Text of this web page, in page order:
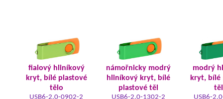
fialový hliníkový
kryt, bílé plastové
tělo
USB6-2.0-0902-2
námořnicky modrý
hliníkový kryt, bílé
plastové těl
USB6-2.0-1302-2
modrý
kryt, bílé
USB6-